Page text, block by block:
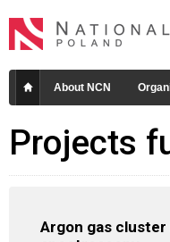
About NCN
Projects
Argon gas